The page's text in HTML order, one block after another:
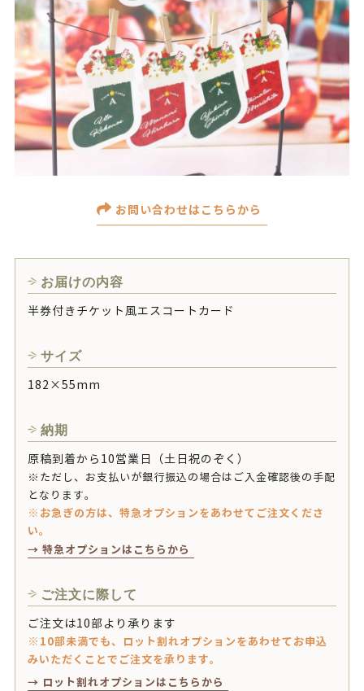
お問い合わせはこちらから
お届けの内容
半券付きチケット風エスコートカード
サイズ
182×55mm
納期
原稿到着から10営業日（土日祝のぞく）
※ただし、お支払いが銀行振込の場合はご入金確認後の手配
となります。
※お急ぎの方は、特急オプションをあわせてご注文くださ
い。
→ 特急オプションはこちらから
ご注文に際して
ご注文は10部より承ります
※10部未満でも、ロット割れオプションをあわせてお申込
みいただくことでご注文を承ります。
→ ロット割れオプションはこちらから